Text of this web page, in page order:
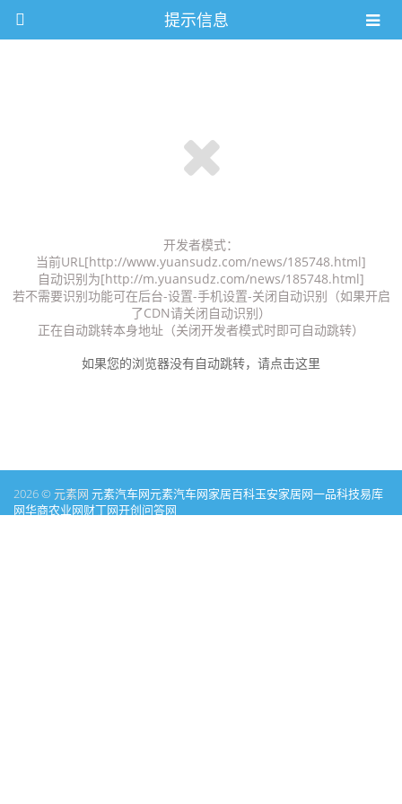
提示信息
开发者模式：
当前URL[http://www.yuansudz.com/news/185748.html]
自动识别为[http://m.yuansudz.com/news/185748.html]
若不需要识别功能可在后台-设置-手机设置-关闭自动识别（如果开启
了CDN请关闭自动识别）
正在自动跳转本身地址（关闭开发者模式时即可自动跳转）
如果您的浏览器没有自动跳转，请点击这里
2026 © 元素网 元素汽车网元素汽车网家居百科玉安家居网一品科技易库
网华商农业网财丁网开创问答网